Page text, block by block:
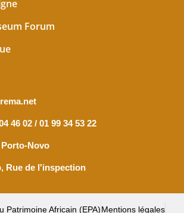
Forum
46 02 / 01 99 34 53 22
Porto-Novo
Rue de l'inspection
Patrimoine Africain (EPA)Mentions légales